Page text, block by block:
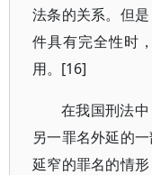
法条的关系。但
件具有完全性时
用。[16]
在我国刑法
另一罪名外延的
延窄的罪名的情